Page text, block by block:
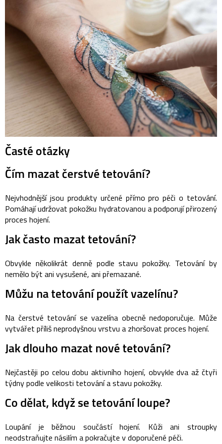
Časté otázky
Čím mazat čerstvé tetování?
Nejvhodnější jsou produkty určené přímo pro péči o tetování.
Pomáhají udržovat pokožku hydratovanou a podporují přirozený
proces hojení.
Jak často mazat tetování?
Obvykle několikrát denně podle stavu pokožky. Tetování by
nemělo být ani vysušené, ani přemazané.
Můžu na tetování použít vazelínu?
Na čerstvé tetování se vazelína obecně nedoporučuje. Může
vytvářet příliš neprodyšnou vrstvu a zhoršovat proces hojení.
Jak dlouho mazat nové tetování?
Nejčastěji po celou dobu aktivního hojení, obvykle dva až čtyři
týdny podle velikosti tetování a stavu pokožky.
Co dělat, když se tetování loupe?
Loupání je běžnou součástí hojení. Kůži ani stroupky
neodstraňujte násilím a pokračujte v doporučené péči.